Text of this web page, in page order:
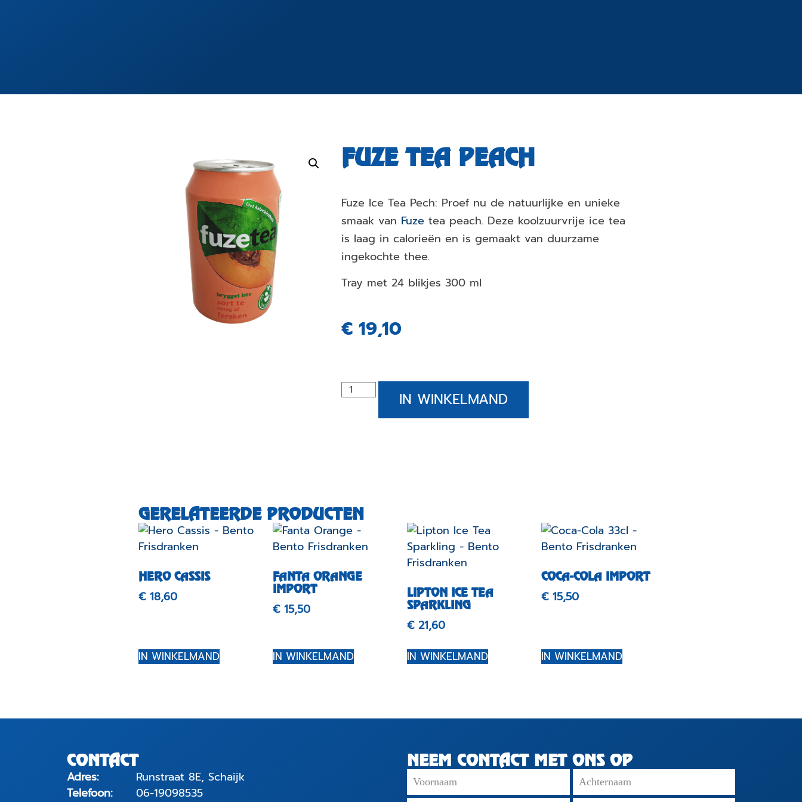
FUZE TEA PEACH
Fuze Ice Tea Pech: Proef nu de natuurlijke en unieke
smaak van Fuzetea peach. Deze koolzuurvrije ice tea
is laag in calorieën en is gemaakt van duurzame
ingekochte thee.
Tray met 24 blikjes 300 ml
€19,10
IN WINKELMAND
GERELATEERDE PRODUCTEN
HERO CASSIS
€18,60
IN WINKELMAND
FANTA ORANGE
IMPORT
€15,50
IN WINKELMAND
LIPTON ICE TEA
SPARKLING
€21,60
IN WINKELMAND
COCA-COLA IMPORT
€15,50
IN WINKELMAND
CONTACT
Adres:
Telefoon:
Runstraat 8E, Schaijk
06-19098535
NEEM CONTACT MET ONS OP